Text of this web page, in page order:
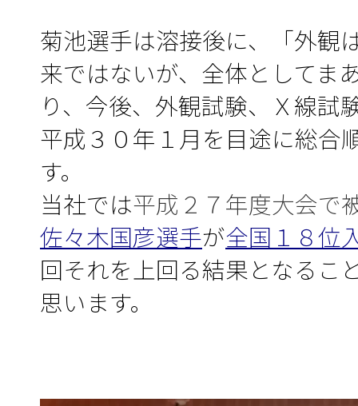
菊池選手は溶接後に、「外観
来ではないが、全体としてま
り、今後、外観試験、Ｘ線試
平成３０年１月を目途に総合
す。
当社では平成２７年度大会で
佐々木国彦選手が全国１８位
回それを上回る結果となるこ
思います。